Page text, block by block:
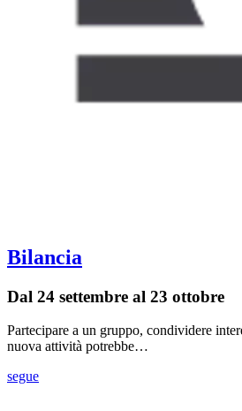
Bilancia
Dal 24 settembre al 23 ottobre
Partecipare a un gruppo, condividere
nuova attività potrebbe…
segue